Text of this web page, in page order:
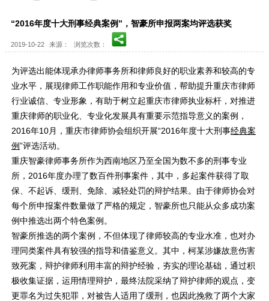
“2016年度十大刑事经典案例”，智豪所申报两案均评选获奖
2019-10-22 来源： 浏览次数：
为评选出能体现承办律师事务所和律师良好的职业素养和较高的专
业水平，展现律师工作职能作用和专业价值，帮助提升重庆市律师
行业诚信、专业形象，有助于树立起重庆市律师执业标杆，对推进
重庆律师的职业化、专业化发展具有重要示范指导意义的案例，
2016年10月，重庆市律师协会组织开展“2016年度十大刑事经典案
例”评选活动。
重庆智豪律师事务所作为西南地区乃至全国为数不多的刑事专业
所，2016年度办理了数百件刑事案件，其中，多起案件获得了取
保、不起诉、缓刑、免除、减轻处罚的辩护结果。由于律师协会对
每个所申报案件数量做了严格的规定，智豪所也只能从众多成功案
例中推选出两个特色案例。
智豪所推选的两个案例，不但体现了律师较高的专业水准，也对办
理同类案件具有较强的指导和借鉴意义。其中，柯某涉嫌故意伤害
致死案，辩护律师利用丰富的辩护经验，夯实的理论基础，通过积
极收集证据，运用情理辩护，最终法院采纳了辩护律师的观点，变
更罪名为过失犯罪，对被告人适用了缓刑，也因此挽救了两个大家